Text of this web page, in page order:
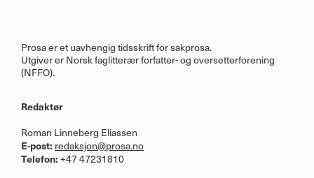
Prosa er et uavhengig tidsskrift for sakprosa.
Utgiver er Norsk faglitterær forfatter- og oversetterforening
(NFFO).
Redaktør
Roman Linneberg Eliassen
E-post: redaksjon@prosa.no
Telefon: +47 47231810